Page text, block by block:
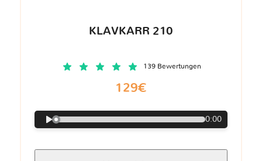
KLAVKARR 210
139 Bewertungen
129€
0:00